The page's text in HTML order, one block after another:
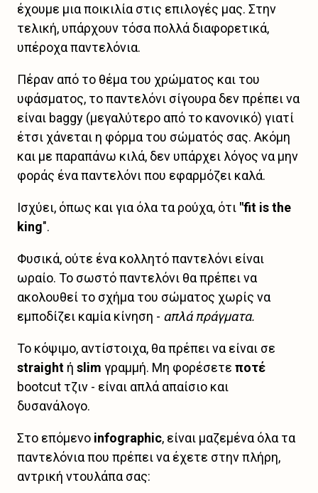
έχουμε μια ποικιλία στις επιλογές μας. Στην
τελική, υπάρχουν τόσα πολλά διαφορετικά,
υπέροχα παντελόνια.
Πέραν από το θέμα του χρώματος και του
υφάσματος, το παντελόνι σίγουρα δεν πρέπει να
είναι baggy (μεγαλύτερο από το κανονικό) γιατί
έτσι χάνεται η φόρμα του σώματός σας. Ακόμη
και με παραπάνω κιλά, δεν υπάρχει λόγος να μην
φοράς ένα παντελόνι που εφαρμόζει καλά.
Ισχύει, όπως και για όλα τα ρούχα, ότι "fit is the
king".
Φυσικά, ούτε ένα κολλητό παντελόνι είναι
ωραίο. Το σωστό παντελόνι θα πρέπει να
ακολουθεί το σχήμα του σώματος χωρίς να
εμποδίζει καμία κίνηση - απλά πράγματα.
Το κόψιμο, αντίστοιχα, θα πρέπει να είναι σε
straight ή slim γραμμή. Μη φορέσετε ποτέ
bootcut τζιν - είναι απλά απαίσιο και
δυσανάλογο.
Στο επόμενο infographic, είναι μαζεμένα όλα τα
παντελόνια που πρέπει να έχετε στην πλήρη,
αντρική ντουλάπα σας: